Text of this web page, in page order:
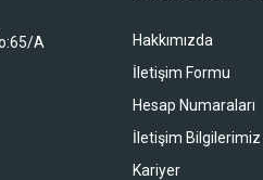
A
Hakkımızda
İletişim Formu
Hesap Numaraları
İletişim Bilgilerimiz
Kariyer